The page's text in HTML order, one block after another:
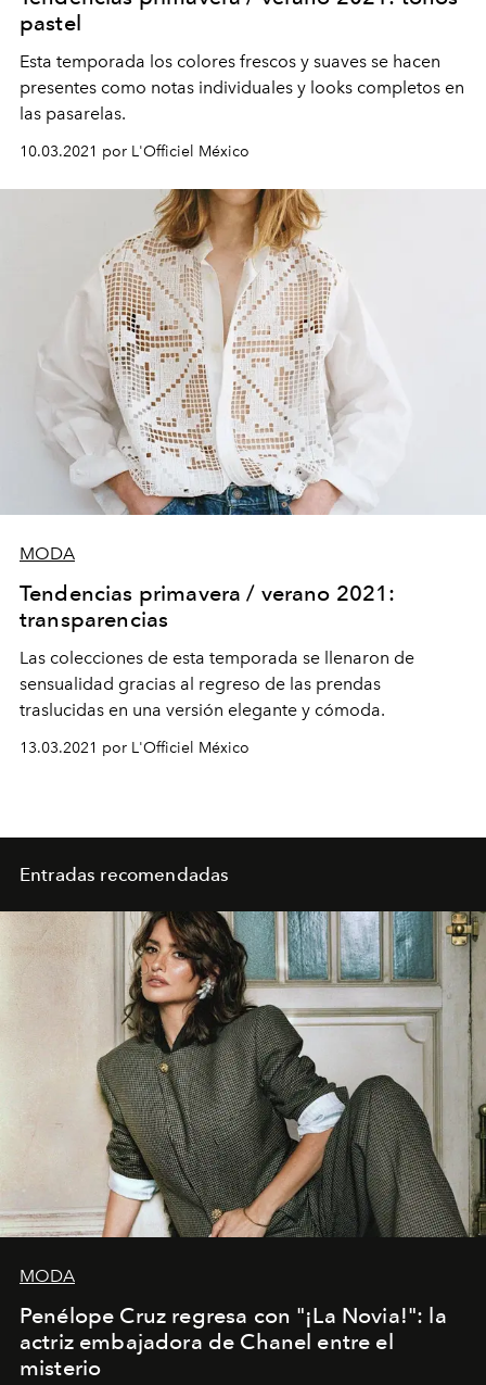
pastel
Esta temporada los colores frescos y suaves se hacen
presentes como notas individuales y looks completos en
las pasarelas.
10.03.2021 por L'Officiel México
MODA
Tendencias primavera / verano 2021:
transparencias
Las colecciones de esta temporada se llenaron de
sensualidad gracias al regreso de las prendas
traslucidas en una versión elegante y cómoda.
13.03.2021 por L'Officiel México
Entradas recomendadas
MODA
Penélope Cruz regresa con "¡La Novia!": la
actriz embajadora de Chanel entre el
misterio